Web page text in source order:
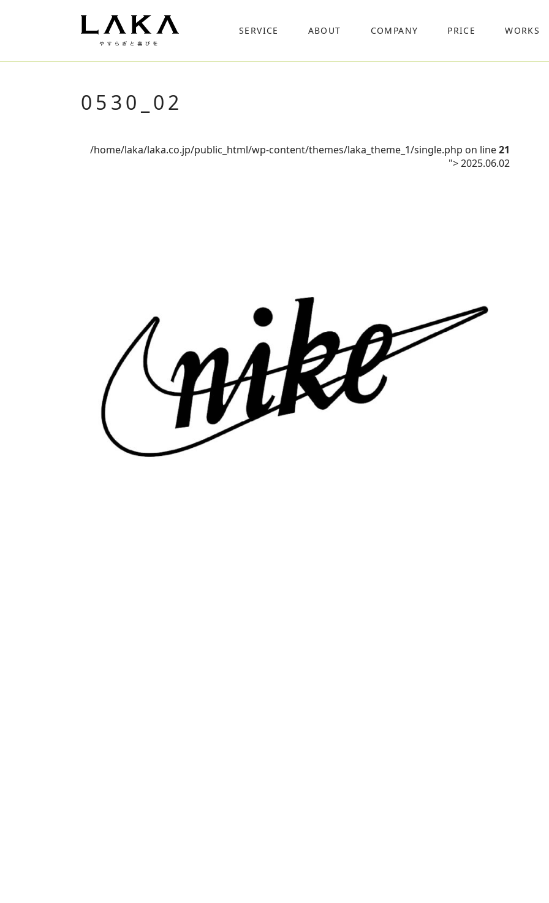
SERVICE ABOUT COMPANY PRICE WORKS
0530_02
/home/laka/laka.co.jp/public_html/wp-content/themes/laka_theme_1/single.php on line21
">2025.06.02